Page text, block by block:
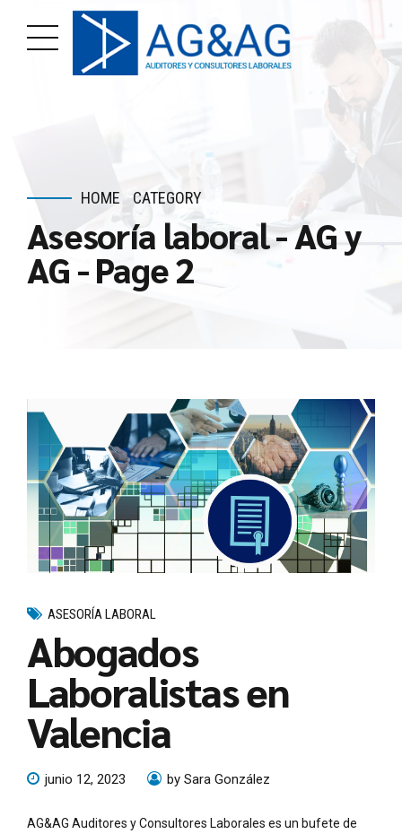
HOME CATEGORY
Asesoría laboral - AG y
AG - Page 2
ASESORÍA LABORAL
Abogados
Laboralistas en
Valencia
junio 12, 2023 by Sara González
AG&AG Auditores y Consultores Laborales es un bufete de